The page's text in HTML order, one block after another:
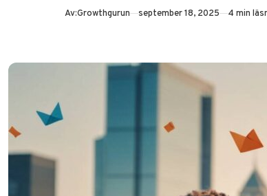
Av:Growthgurun Publicerad
september 18, 2025 4 min